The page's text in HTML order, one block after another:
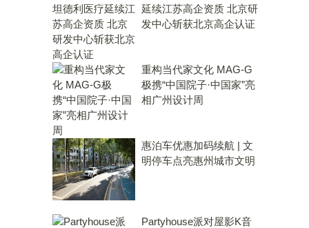
延续江苏高企资质 北京研
发中心斩获北京高企认证
重构当代家文化 MAG-G
极携“中国院子·中国家”亮
相广州设计周
惠泊车优惠加码续航 | 文
明停车点亮惠州城市文明
Partyhouse派对屋影K音